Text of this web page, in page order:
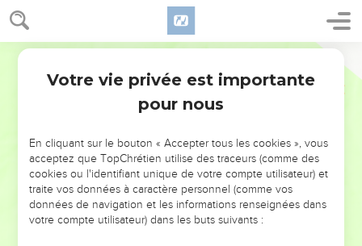
NE MANQUEZ PAS L’ÉVÉNEMENT
DE L’ANNÉE !
ET SI LEURS ERREURS POUVAIENT VOUS ÉVITER LES
VOTRES ?
Votre vie privée est importante
pour nous
En cliquant sur le bouton « Accepter tous les cookies », vous
acceptez que TopChrétien utilise des traceurs (comme des
cookies ou l'identifiant unique de votre compte utilisateur) et
traite vos données à caractère personnel (comme vos
données de navigation et les informations renseignées dans
votre compte utilisateur) dans les buts suivants :